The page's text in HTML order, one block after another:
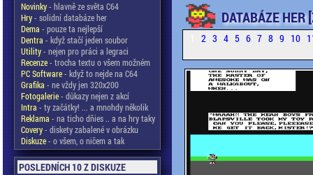
Novinky- hlavně ze světa C64
Hry- solidní databáze her
Dema - pouze ta nejlepší
Dentra - když stačí jeden soubor
Utility- nejen pro práci a legraci
Recenze- trocha textu o všem možném
PC Software- když to nejde na C64
Grafika - ne vždy jen 320x200
Fotogalerie- důkazy nejen z akcí
Intra - ty začátky! ... a mnohdy několik
Reklama - na ticho dňies .. a na hry taky
Covery- diskety zabalené v obrázku
Diskuze- o všem, o ničem a tak
POSLEDNÍCH 10 Z DISKUZE
DATABÁZE
2 3 4 5 6 7 8 9 10